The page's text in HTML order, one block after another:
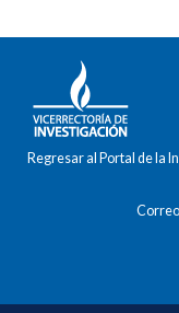
Regresar al Portal de la